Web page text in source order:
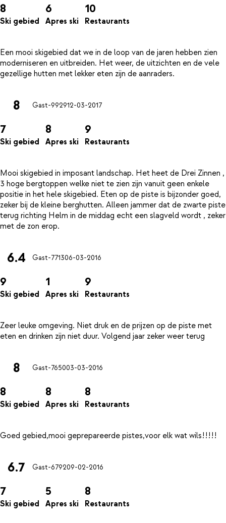
8
Ski gebied
6
Apres ski
10
Restaurants
Een mooi skigebied dat we in de loop van de jaren hebben zien
moderniseren en uitbreiden. Het weer, de uitzichten en de vele
8 Gast-992912-03-2017
7
Ski gebied
8
Apres ski
9
Restaurants
Mooi skigebied in imposant landschap. Het heet de Drei Zinnen ,
3 hoge bergtoppen welke niet te zien zijn vanuit geen enkele
positie in het hele skigebied. Eten op de piste is bijzonder goed,
zeker bij de kleine berghutten. Alleen jammer dat de zwarte piste
terug richting Helm in de middag echt een slagveld wordt , zeker
6.4 Gast-771306-03-2016
9
Ski gebied
1
Apres ski
9
Restaurants
Zeer leuke omgeving. Niet druk en de prijzen op de piste met
8 Gast-765003-03-2016
8
Ski gebied
8
Apres ski
8
Restaurants
6.7 Gast-679209-02-2016
7
Ski gebied
5
Apres ski
8
Restaurants